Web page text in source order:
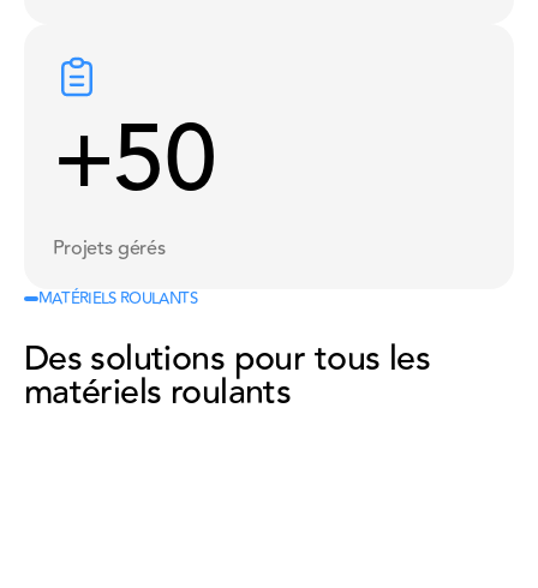
+50
Projets gérés
MATÉRIELS ROULANTS
Des solutions pour tous les
matériels roulants